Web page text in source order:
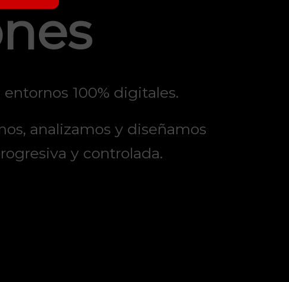
entornos 100% digitales.
analizamos y diseñamos
y controlada.